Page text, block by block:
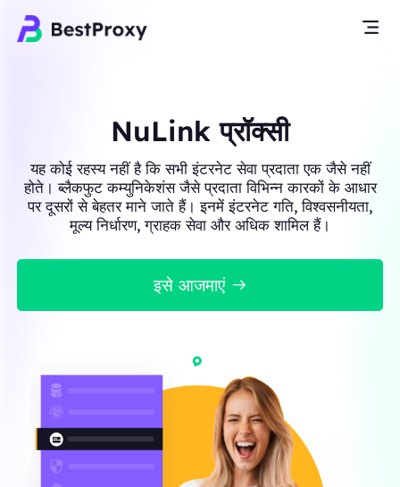
NuLink प्रॉक्सी
यह कोई रहस्य नहीं है कि सभी इंटरनेट सेवा प्रदाता एक जैसे नहीं
होते। ब्लैकफुट कम्युनिकेशंस जैसे प्रदाता विभिन्न कारकों के आधार
पर दूसरों से बेहतर माने जाते हैं। इनमें इंटरनेट गति, विश्वसनीयता,
मूल्य निर्धारण, ग्राहक सेवा और अधिक शामिल हैं।
इसे आजमाएं